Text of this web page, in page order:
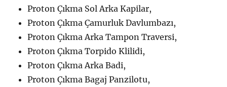
Proton Çıkma Sol Arka Kapilar,
Proton Çıkma Çamurluk Davlumbazı,
Proton Çıkma Arka Tampon Traversi,
Proton Çıkma Torpido Klilidi,
Proton Çıkma Arka Badi,
Proton Çıkma Bagaj Panzilotu,